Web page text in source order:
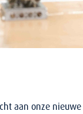
aan onze nieuwe